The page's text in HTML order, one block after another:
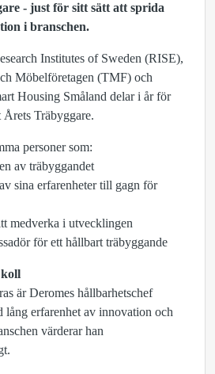
- just för sitt sätt att sprida
i branschen.
Institutes of Sweden (RISE),
Möbelföretagen (TMF) och
Housing Småland delar i år för
Årets Träbyggare.
personer som:
av träbyggandet
sina erfarenheter till gagn för
medverka i utvecklingen
för ett hållbart träbyggande
är Deromes hållbarhetschef
lång erfarenhet av innovation och
värderar han